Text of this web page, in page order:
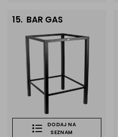
15. BAR GAS
DODAJ NA
SEZNAM